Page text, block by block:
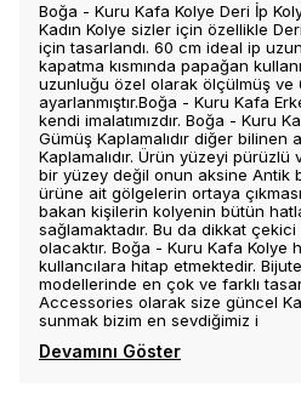
Boğa - Kuru Kafa Kolye Deri İp
Kadın Kolye sizler için özellikle
için tasarlandı. 60 cm ideal ip
kapatma kısmında papağan
uzunluğu özel olarak ölçülmüş ve
ayarlanmıştır.Boğa - Kuru Kafa
kendi imalatımızdır. Boğa - Kuru
Gümüş Kaplamalıdır diğer bilinen
Kaplamalıdır. Ürün yüzeyi
bir yüzey değil onun aksine Antik
ürüne ait gölgelerin ortaya
bakan kişilerin kolyenin bütün
sağlamaktadır. Bu da dikkat
olacaktır. Boğa - Kuru Kafa Kolye
kullancılara hitap etmektedir.
modellerinde en çok ve farklı
Accessories olarak size güncel
sunmak bizim en sevdiğimiz i
Devamını Göster